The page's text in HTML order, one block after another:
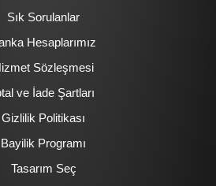
Sık Sorulanlar
Hesaplarımız
Sözleşmesi
ve İade Şartları
Gizlilik Politikası
Bayilik Programı
Tasarım Seç